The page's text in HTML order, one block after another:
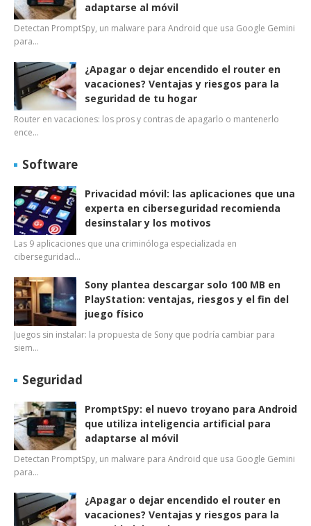
adaptarse al móvil
Detectan PromptSpy, un malware para Android que usa Google Gemini
para…
¿Apagar o dejar encendido el router en
vacaciones? Ventajas y riesgos para la
seguridad de tu hogar
Router en vacaciones: los pros y contras de apagarlo o mantenerlo
ence…
Software
Privacidad móvil: las aplicaciones que una
experta en ciberseguridad recomienda
desinstalar y los motivos
Las 9 aplicaciones que una criminóloga especializada en
ciberseguridad…
Sony plantea descargar solo 100 MB en
PlayStation: ventajas, riesgos y el fin del
juego físico
Juegos sin instalar: la propuesta de Sony que podría cambiar para
siem…
Seguridad
PromptSpy: el nuevo troyano para Android
que utiliza inteligencia artificial para
adaptarse al móvil
Detectan PromptSpy, un malware para Android que usa Google Gemini
para…
¿Apagar o dejar encendido el router en
vacaciones? Ventajas y riesgos para la